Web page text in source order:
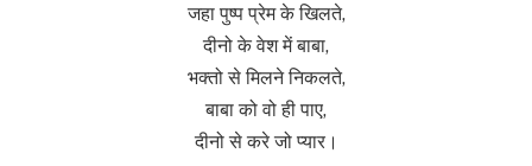
जहा पुष्प प्रेम के खिलते,
दीनो के वेश में बाबा,
भक्तो से मिलने निकलते,
बाबा को वो ही पाए,
दीनो से करे जो प्यार।